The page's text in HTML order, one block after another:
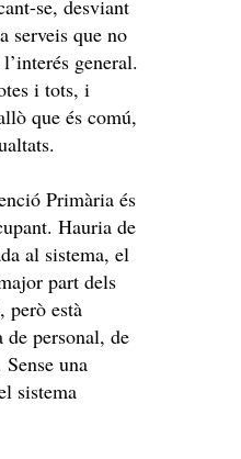
se, desviant
serveis que no
general.
i tots, i
que és comú,
Primària és
Hauria de
al sistema, el
part dels
però està
de personal, de
una
sistema